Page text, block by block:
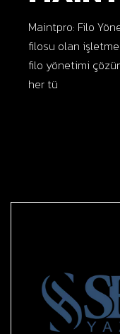
Maintpro: Filo
filosu olan
filo yönetimi
her tü